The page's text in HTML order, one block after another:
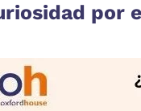
por